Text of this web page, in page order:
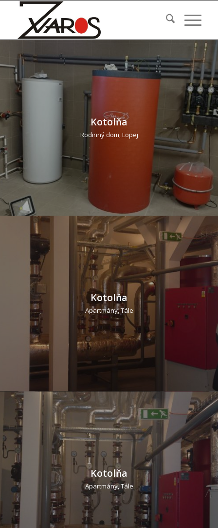
Kotolňa
Rodinný dom, Lopej
Kotolňa
Apartmány, Tále
Kotolňa
Apartmány, Tále